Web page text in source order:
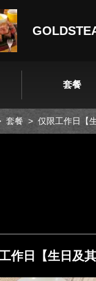
套餐
套餐 仅限工作日【
作日【生日及